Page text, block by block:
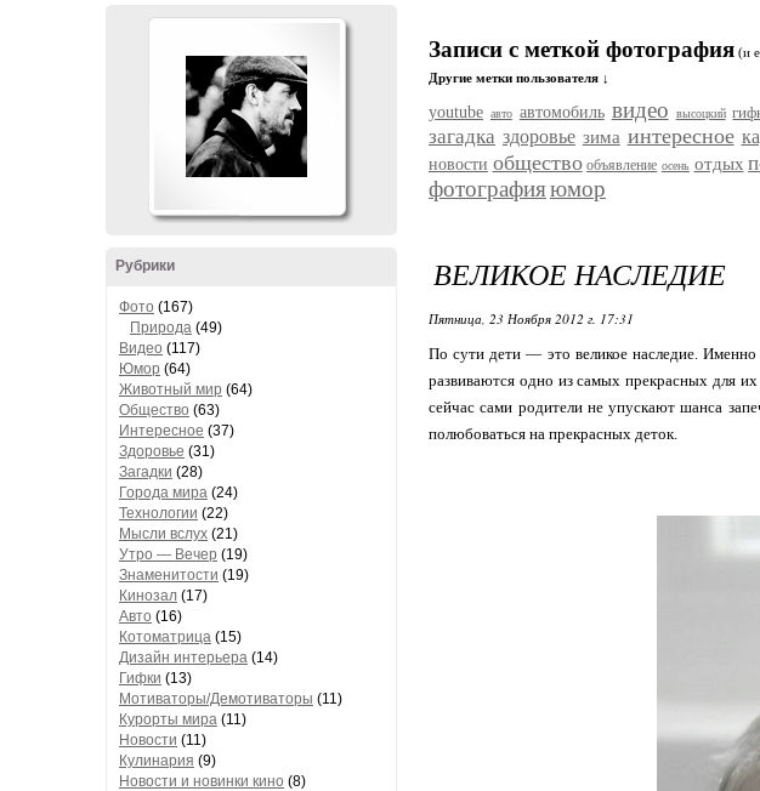
Рубрики
Фото (167)
Природа (49)
Видео (117)
Юмор (64)
Животный мир (64)
Общество (63)
Интересное (37)
Здоровье (31)
Загадки (28)
Города мира (24)
Технологии (22)
Мысли вслух (21)
Утро — Вечер (19)
Знаменитости (19)
Кинозал (17)
Авто (16)
Котоматрица (15)
Дизайн интерьера (14)
Гифки (13)
Мотиваторы/Демотиваторы (11)
Курорты мира (11)
Новости (11)
Кулинария (9)
Новости и новинки кино (8)
Записи с меткой фотография (и
Другие метки пользователя ↓
youtube авто автомобиль видео высоцкий
загадка здоровье зима интересное
новости общество объявление осень отдых
фотографияюмор
ВЕЛИКОЕ НАСЛЕДИЕ
Пятница, 23 Ноября 2012 г. 17:31
По сути дети — это великое наследие.
развиваются одно из самых прекрасных для
сейчас сами родители не упускают шанса
полюбоваться на прекрасных деток.